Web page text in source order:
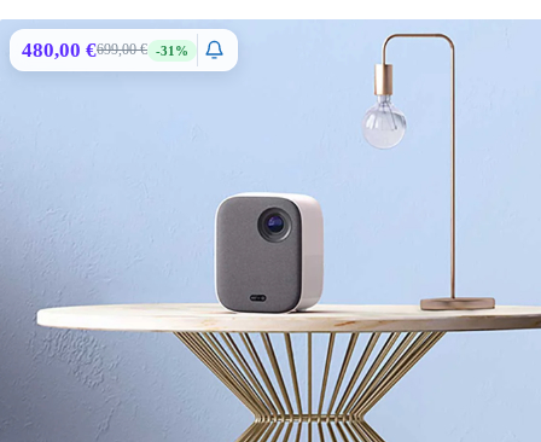
480,00 €699,00 € -31%